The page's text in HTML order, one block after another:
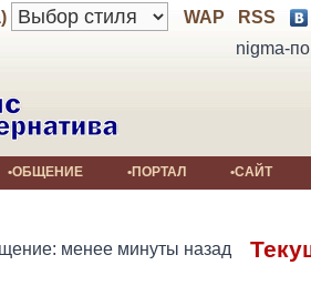
WAP
RSS
nigma-
•ОБЩЕНИЕ •ПОРТАЛ •САЙТ
менее минуты назад